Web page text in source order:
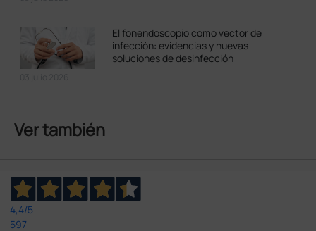
El fonendoscopio como vector de
infección: evidencias y nuevas
soluciones de desinfección
Ver también
4,4/5
597